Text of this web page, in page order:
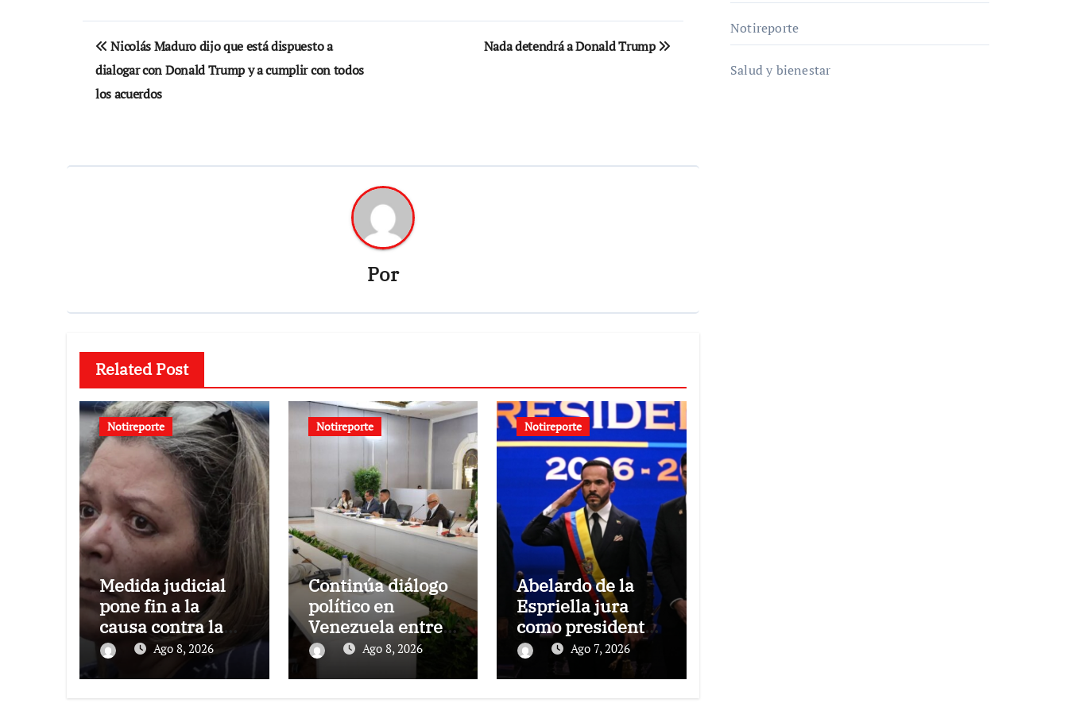
Navegación
de
entradas
Nicolás Maduro dijo que está dispuesto a
dialogar con Donald Trump y a cumplir con todos
los acuerdos
Nada detendrá a Donald Trump
Por
Related Post
Notireporte
Medida judicial
pone fin a la
causa contra la
exjuex Afiuni
Ago 8, 2026
Notireporte
Continúa diálogo
político en
Venezuela entre
el gobierno y la
Ago 8, 2026
Notireporte
Abelardo de la
Espriella jura
como presidente
de Colombia para
el periodo 2026-
Ago 7, 2026
Notireporte
Salud y bienestar